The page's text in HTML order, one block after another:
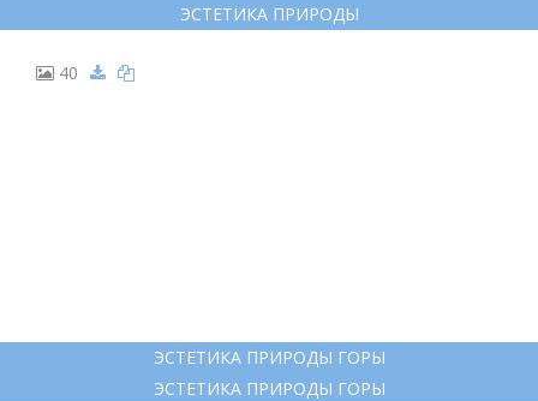
ЭСТЕТИКА ПРИРОДЫ
40
ЭСТЕТИКА ПРИРОДЫ ГОРЫ
ЭСТЕТИКА ПРИРОДЫ ГОРЫ